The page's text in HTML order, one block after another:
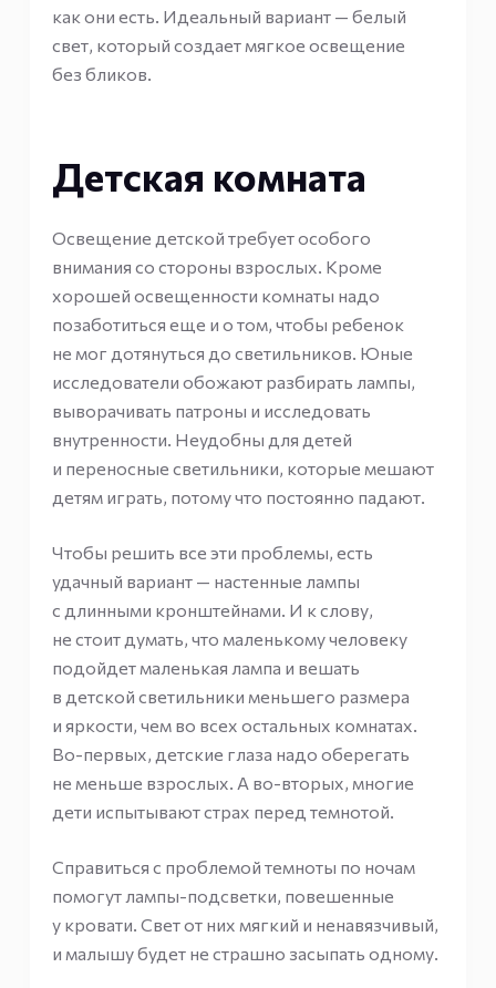
как они есть. Идеальный вариант — белый
свет, который создает мягкое освещение
без бликов.
Детская комната
Освещение детской требует особого
внимания со стороны взрослых. Кроме
хорошей освещенности комнаты надо
позаботиться еще и о том, чтобы ребенок
не мог дотянуться до светильников. Юные
исследователи обожают разбирать лампы,
выворачивать патроны и исследовать
внутренности. Неудобны для детей
и переносные светильники, которые мешают
детям играть, потому что постоянно падают.
Чтобы решить все эти проблемы, есть
удачный вариант — настенные лампы
с длинными кронштейнами. И к слову,
не стоит думать, что маленькому человеку
подойдет маленькая лампа и вешать
в детской светильники меньшего размера
и яркости, чем во всех остальных комнатах.
Во-первых, детские глаза надо оберегать
не меньше взрослых. А во-вторых, многие
дети испытывают страх перед темнотой.
Справиться с проблемой темноты по ночам
помогут лампы-подсветки, повешенные
у кровати. Свет от них мягкий и ненавязчивый,
и малышу будет не страшно засыпать одному.